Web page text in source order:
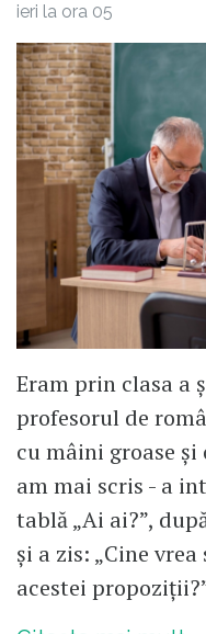
ieri la ora 05
Eram prin clasa a
profesorul de
cu mâini groase și
am mai scris - a
tablă „Ai ai?”,
și a zis: „Cine
acestei